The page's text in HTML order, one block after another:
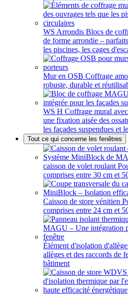
WS Arrondis Blocs de
de forme arrondie –
les piscines, les cages
Mur en OSB Coffrage
robuste, durable et
WS H Coffrage mural
une fixation aisée des
les façades suspendues et
Tout ce qui concerne les fenêtres
caisson de volet roulant
comprises entre 30 cm et
Caisson de store vénitien
comprises entre 24 cm et
Élément d'isolation
allèges et des raccords de
bâtiment